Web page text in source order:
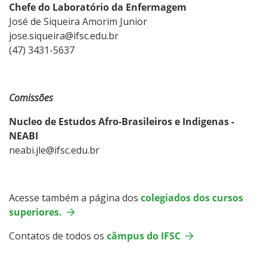
Chefe do Laboratório da Enfermagem
José de Siqueira Amorim Junior
jose.siqueira@ifsc.edu.br
(47) 3431-5637
Comissões
Nucleo de Estudos Afro-Brasileiros e Indigenas -
NEABI
neabi.jle@ifsc.edu.br
Acesse também a página dos colegiados dos cursos
superiores.
Contatos de todos os câmpus do IFSC